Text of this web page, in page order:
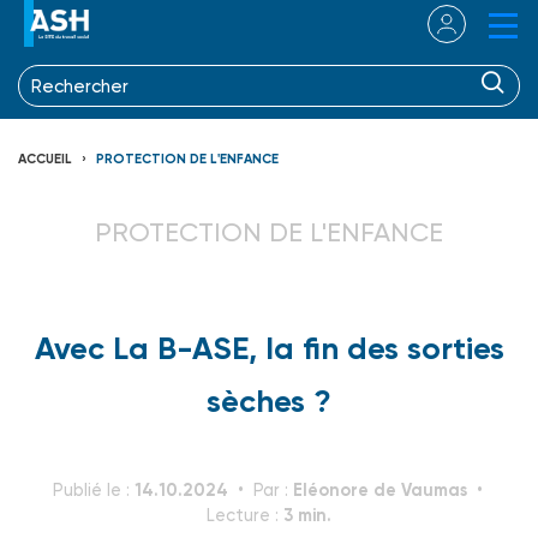
ACCUEIL PROTECTION DE L'ENFANCE
PROTECTION DE L'ENFANCE
Avec La B-ASE, la fin des sorties
sèches ?
Publié le : 14.10.2024 Par : Eléonore de Vaumas
Lecture : 3 min.